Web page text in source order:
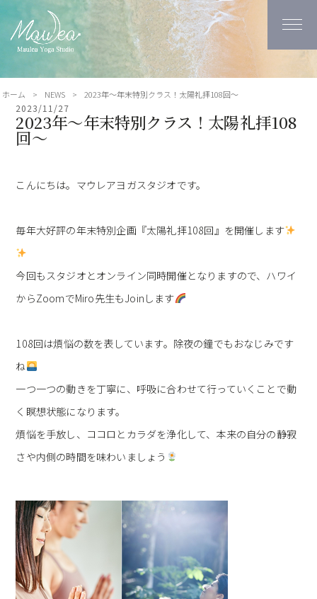
ホーム > NEWS > 2023年～年末特別クラス！太陽礼拝108回～
2023/11/27
2023年～年末特別クラス！太陽礼拝108
回～
こんにちは。マウレアヨガスタジオです。
毎年大好評の年末特別企画『太陽礼拝108回』を開催します
今回もスタジオとオンライン同時開催となりますので、ハワイ
からZoomでMiro先生もJoinします
108回は煩悩の数を表しています。除夜の鐘でもおなじみです
ね
一つ一つの動きを丁寧に、呼吸に合わせて行っていくことで動
く瞑想状態になります。
煩悩を手放し、ココロとカラダを浄化して、本来の自分の静寂
さや内側の時間を味わいましょう